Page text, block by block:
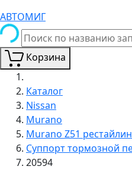
АВТОМИГ
Корзина
Каталог
Nissan
Murano
Murano Z51
Суппорт тормозной
20594